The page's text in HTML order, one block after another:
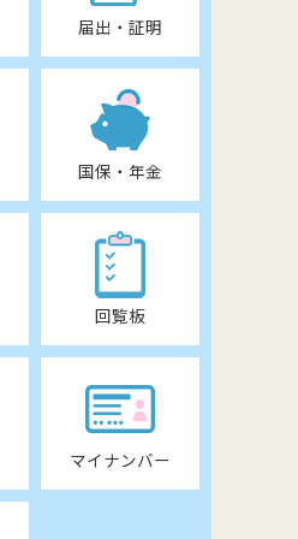
届出・証明
国保・年金
回覧板
マイナンバー